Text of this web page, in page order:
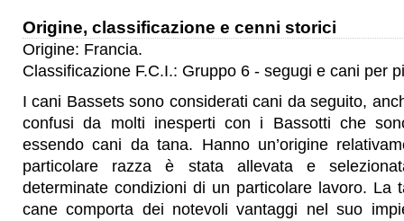
Origine, classificazione e cenni storici
Origine: Francia.
Classificazione F.C.I.: Gruppo 6 - segugi e cani per
I cani Bassets sono considerati cani da seguito,
confusi da molti inesperti con i Bassotti che
essendo cani da tana. Hanno un’origine
particolare razza è stata allevata e
determinate condizioni di un particolare lavoro. La
cane comporta dei notevoli vantaggi nel suo